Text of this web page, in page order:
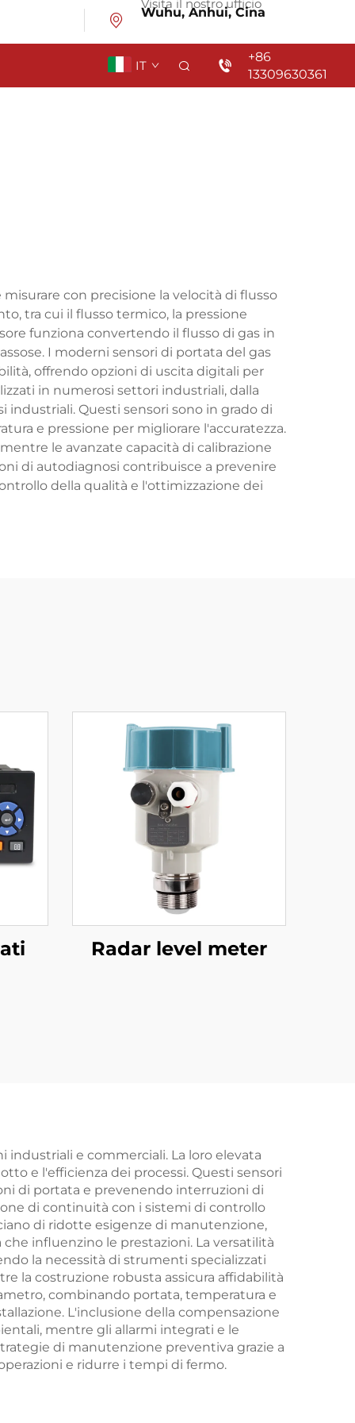
Visita il nostro ufficio
Wuhu, Anhui, Cina
IT
+86
13309630361
con precisione la velocità di flusso
tra cui il flusso termico, la pressione
funziona convertendo il flusso di gas in
I moderni sensori di portata del gas
offrendo opzioni di uscita digitali per
in numerosi settori industriali, dalla
Questi sensori sono in grado di
e pressione per migliorare l'accuratezza.
le avanzate capacità di calibrazione
di autodiagnosi contribuisce a prevenire
della qualità e l'ottimizzazione dei
Radar level meter
e commerciali. La loro elevata
e l'efficienza dei processi. Questi sensori
di portata e prevenendo interruzioni di
di continuità con i sistemi di controllo
di ridotte esigenze di manutenzione,
influenzino le prestazioni. La versatilità
la necessità di strumenti specializzati
la costruzione robusta assicura affidabilità
combinando portata, temperatura e
L'inclusione della compensazione
mentre gli allarmi integrati e le
di manutenzione preventiva grazie a
e ridurre i tempi di fermo.